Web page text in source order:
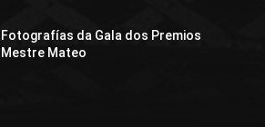
Fotografías da Gala dos Premios
Mestre Mateo